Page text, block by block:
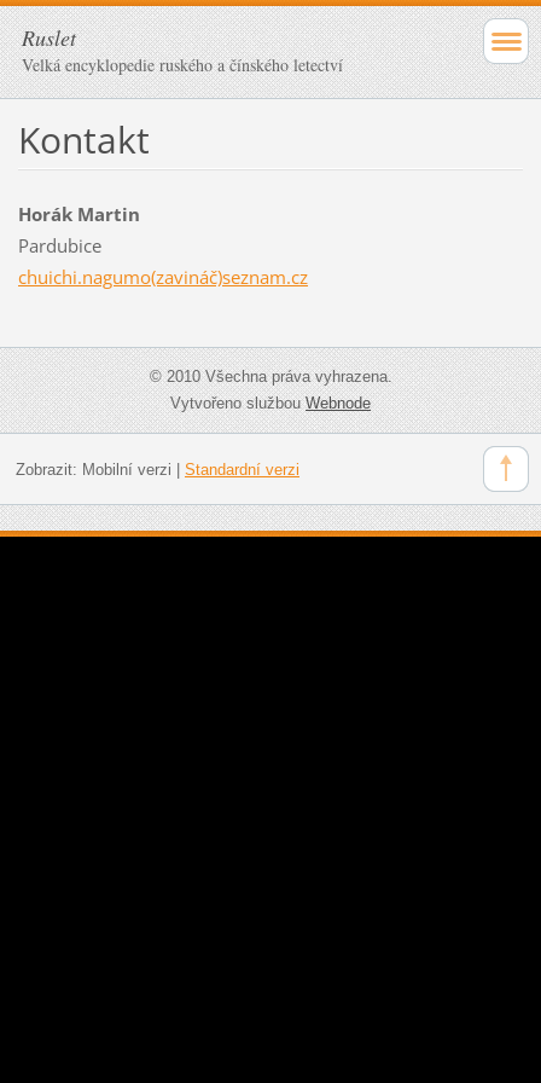
Ruslet
Velká encyklopedie ruského a čínského letectví
Kontakt
Horák Martin
Pardubice
chuichi.nagumo(zavináč)seznam.cz
© 2010 Všechna práva vyhrazena.
Vytvořeno službouWebnode
Zobrazit: Mobilní verzi Standardní verzi